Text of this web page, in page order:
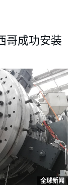
哥成功安装
全球新闻